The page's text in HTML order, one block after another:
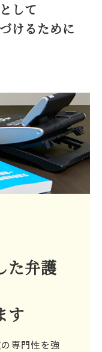
して
けるために
た弁護
す
専門性を強